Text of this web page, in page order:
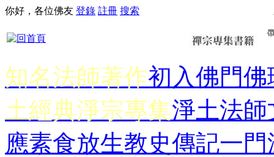
你好，各位佛友 登錄 註冊 搜索
知名法師著作初入佛門佛
土經典淨宗專集淨土法師
應素食放生教史傳記一門